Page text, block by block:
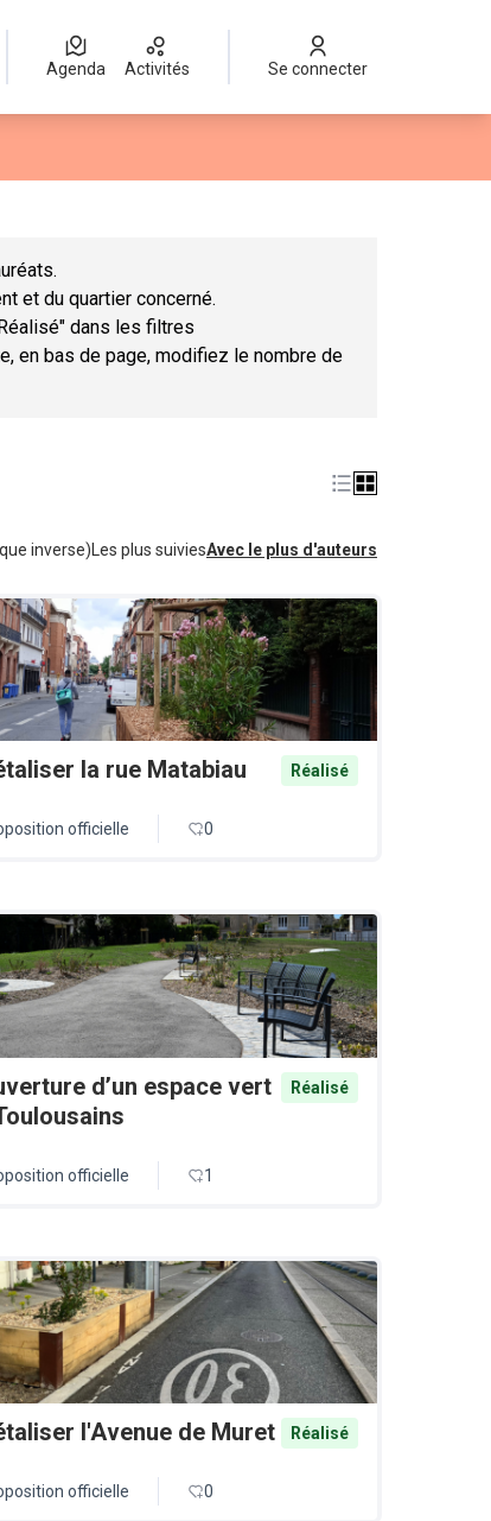
Agenda Activités Se connecter
et du quartier concerné.
dans les filtres
en bas de page, modifiez le nombre de
inverse) Les plus suiviesAvec le plus d'auteurs
la rue Matabiau Réalisé
officielle 0
d’un espace vert
Réalisé
officielle 1
l'Avenue de Muret Réalisé
officielle 0